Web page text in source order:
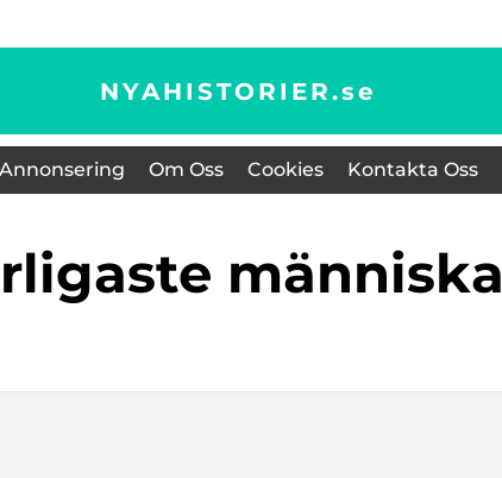
NYAHISTORIER.se
Annonsering Om Oss Cookies Kontakta Oss
människa